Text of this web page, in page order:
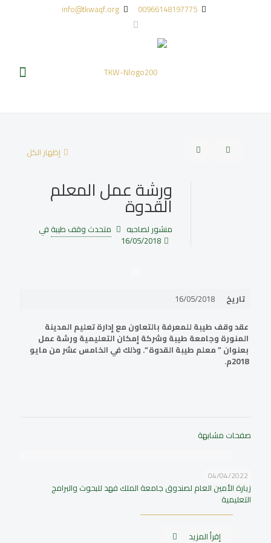
00966148197775
info@tkwaqf.org
إظهار الكل
ورشة عمل المعلم
القدوة
منشور لصاحبه متحدث وقف طيبة في
16/05/2018
تاريخ
16/05/2018
عقد وقف طيبة للمعرفة بالتعاون مع إدارة تعليم المدينة
المنورة وجامعة طيبة وشركة إمكان التعليمية ورشة عمل
بعنوان ” معلم طيبة القدوة “. وذلك في الخامس عشر من مايو
2018م.
صفحات مشابهة
04/04/2022
زيارة الأمين العام لصندوق جامعة الملك فهد للبحوث والبرامج
التعليمية
إقرأ المزيد